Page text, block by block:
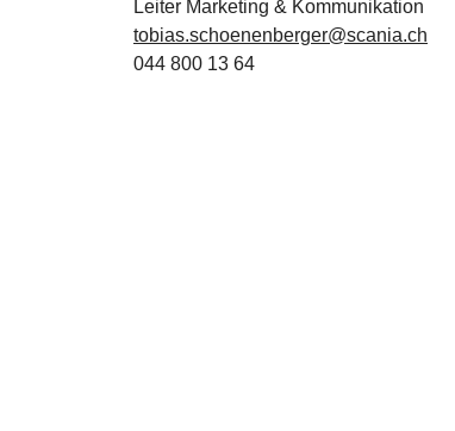
Leiter Marketing & Kommunikation
tobias.schoenenberger@scania.ch
044 800 13 64